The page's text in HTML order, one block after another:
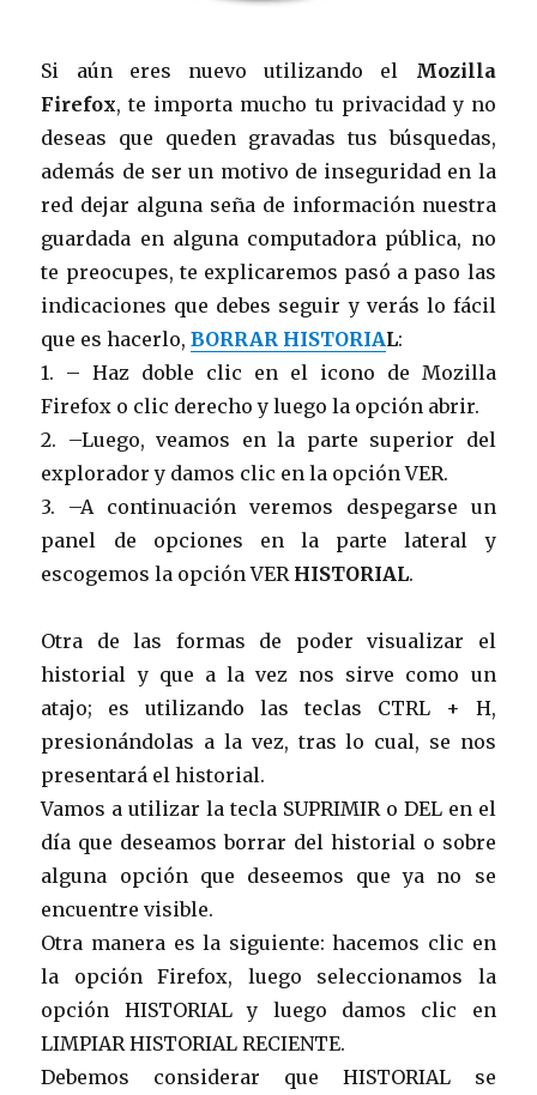
Si aún eres nuevo utilizando el Mozilla
Firefox, te importa mucho tu privacidad y no
deseas que queden gravadas tus búsquedas,
además de ser un motivo de inseguridad en la
red dejar alguna seña de información nuestra
guardada en alguna computadora pública, no
te preocupes, te explicaremos pasó a paso las
indicaciones que debes seguir y verás lo fácil
que es hacerlo,BORRAR HISTORIAL:
1. – Haz doble clic en el icono de Mozilla
Firefox o clic derecho y luego la opción abrir.
2. –Luego, veamos en la parte superior del
explorador y damos clic en la opción VER.
3. –A continuación veremos despegarse un
panel de opciones en la parte lateral y
escogemos la opción VER HISTORIAL.
Otra de las formas de poder visualizar el
historial y que a la vez nos sirve como un
atajo; es utilizando las teclas CTRL + H,
presionándolas a la vez, tras lo cual, se nos
presentará el historial.
Vamos a utilizar la tecla SUPRIMIR o DEL en el
día que deseamos borrar del historial o sobre
alguna opción que deseemos que ya no se
encuentre visible.
Otra manera es la siguiente: hacemos clic en
la opción Firefox, luego seleccionamos la
opción HISTORIAL y luego damos clic en
LIMPIAR HISTORIAL RECIENTE.
Debemos considerar que HISTORIAL se